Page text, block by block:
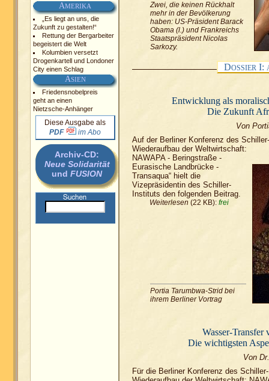
AMERIKA
„Es liegt an uns, die
Zukunft zu gestalten!“
Rettung der Bergarbeiter
begeistert die Welt
Kolumbien versetzt
Drogenkartell und Londoner
City einen Schlag
ASIEN
Friedensnobelpreis
geht an einen
Nietzsche-Anhänger
Diese Ausgabe als
PDF
im Abo
Archiv-CD:
Neue Solidarität
und FUSION
Zwei, die keinen Rückhalt
mehr in der Bevölkerung
haben: US-Präsident Barack
Obama (l.) und Frankreichs
Staatspräsident Nicolas
Sarkozy.
DOSSIER I:
Entwicklung als
Die Zukunft
Von
Auf der Berliner Konferenz des
Wiederaufbau der Weltwirtschaft:
NAWAPA - Beringstraße -
Eurasische Landbrücke -
Transaqua“ hielt die
Vizepräsidentin des Schiller-
Instituts den folgenden Beitrag.
Weiterlesen (22 KB): frei
Portia Tarumbwa-Strid bei
ihrem Berliner Vortrag
Wasser-Transfer
Die wichtigsten
Von
Für die Berliner Konferenz des